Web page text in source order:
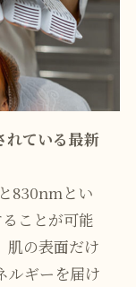
れている最新
830nmとい
ことが可能
肌の表面だけ
ルギーを届け